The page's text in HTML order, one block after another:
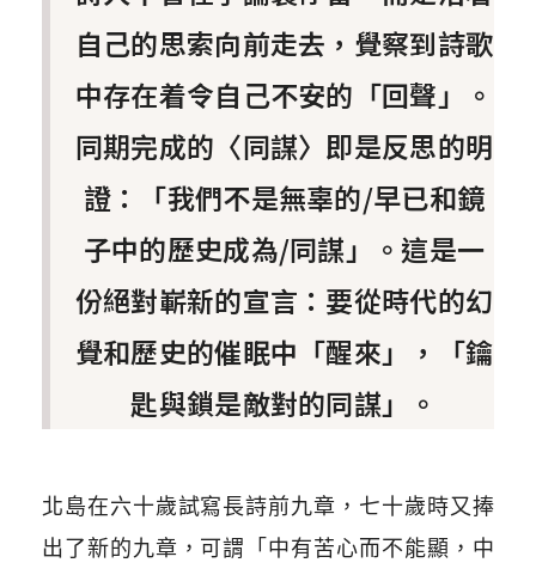
自己的思索向前走去，覺察到詩歌
中存在着令自己不安的「回聲」。
同期完成的〈同謀〉即是反思的明
證：「我們不是無辜的/早已和鏡
子中的歷史成為/同謀」。這是一
份絕對嶄新的宣言：要從時代的幻
覺和歷史的催眠中「醒來」，「鑰
匙與鎖是敵對的同謀」。
北島在六十歲試寫長詩前九章，七十歲時又捧
出了新的九章，可謂「中有苦心而不能顯，中